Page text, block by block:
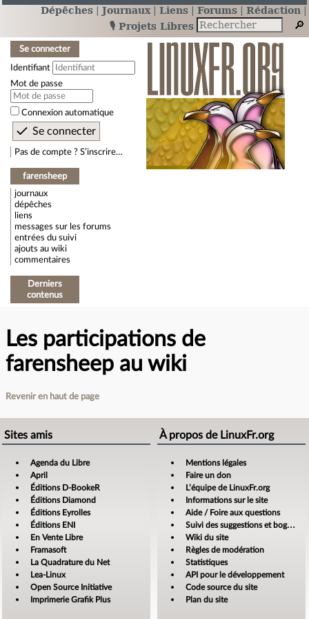
Dépêches Journaux Liens Forums
Rédaction
🎙️ Projets Libres
Se connecter
Identifiant
Mot de passe
Connexion automatique
Pas de compte ? S’inscrire…
farensheep
journaux
dépêches
liens
messages sur les forums
entrées du suivi
ajouts au wiki
commentaires
Derniers
contenus
Les participations de
farensheep au wiki
Revenir en haut de page
Sites amis
Agenda du Libre
April
Éditions D-BookeR
Éditions Diamond
Éditions Eyrolles
Éditions ENI
En Vente Libre
Framasoft
La Quadrature du Net
Lea-Linux
Open Source Initiative
Imprimerie Grafik Plus
À propos de LinuxFr.org
Mentions légales
Faire un don
L’équipe de LinuxFr.org
Informations sur le site
Aide / Foire aux questions
Suivi des suggestions et bogues
Wiki du site
Règles de modération
Statistiques
API pour le développement
Code source du site
Plan du site